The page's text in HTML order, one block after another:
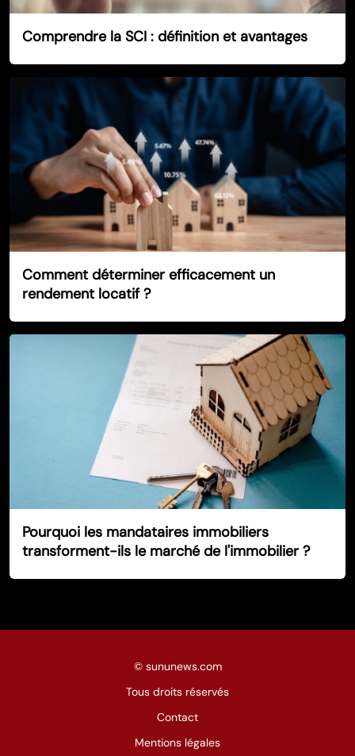
Comprendre la SCI : définition et avantages
Comment déterminer efficacement un
rendement locatif ?
Pourquoi les mandataires immobiliers
transforment-ils le marché de l'immobilier ?
© sununews.com
Tous droits réservés
Contact
Mentions légales